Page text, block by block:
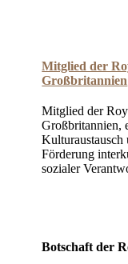
Mitglied der
Großbritannien
Mitglied der
Großbritannien,
Förderung
sozialer
Botschaft der